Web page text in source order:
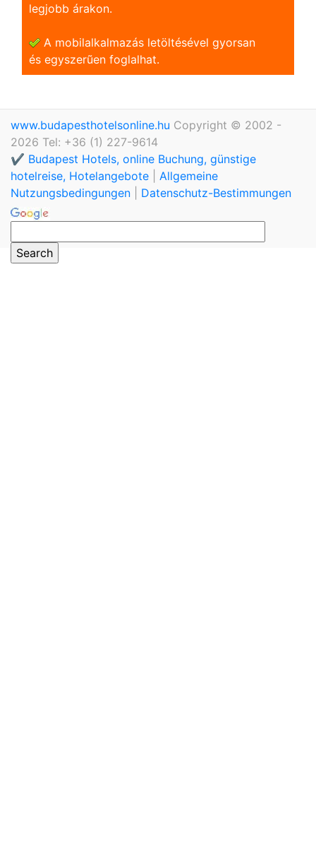
legjobb árakon.
A mobilalkalmazás letöltésével gyorsan
és egyszerũen foglalhat.
www.budapesthotelsonline.hu Copyright © 2002 -
2026 Tel: +36 (1) 227-9614
✔️ Budapest Hotels, online Buchung, günstige
hotelreise, Hotelangebote
Allgemeine
Nutzungsbedingungen
Datenschutz-Bestimmungen